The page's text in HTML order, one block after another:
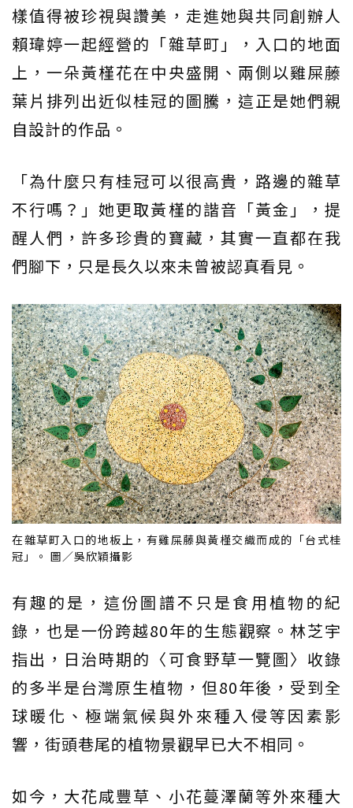
樣值得被珍視與讚美，走進她與共同創辦人
賴瑋婷一起經營的「雜草町」，入口的地面
上，一朵黃槿花在中央盛開、兩側以雞屎藤
葉片排列出近似桂冠的圖騰，這正是她們親
自設計的作品。
「為什麼只有桂冠可以很高貴，路邊的雜草
不行嗎？」她更取黃槿的諧音「黃金」，提
醒人們，許多珍貴的寶藏，其實一直都在我
們腳下，只是長久以來未曾被認真看見。
在雜草町入口的地板上，有雞屎藤與黃槿交織而成的「台式桂
冠」。 圖／吳欣穎攝影
有趣的是，這份圖譜不只是食用植物的紀
錄，也是一份跨越80年的生態觀察。林芝宇
指出，日治時期的〈可食野草一覽圖〉收錄
的多半是台灣原生植物，但80年後，受到全
球暖化、極端氣候與外來種入侵等因素影
響，街頭巷尾的植物景觀早已大不相同。
如今，大花咸豐草、小花蔓澤蘭等外來種大